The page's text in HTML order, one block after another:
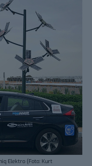
Elektro (Foto: Kurt